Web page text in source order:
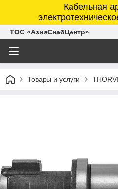
Кабельная
ТОО «АзияСнабЦентр»
Товары и услуги